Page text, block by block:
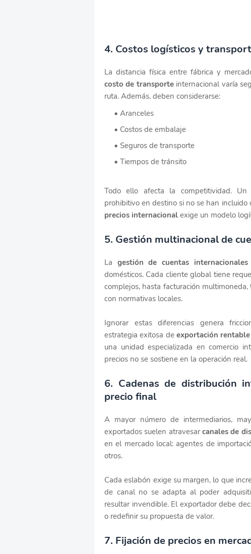
4. Costos logísticos y
La distancia física entre fábrica y
costo de transporte internacional varía
ruta. Además, deben considerarse:
Aranceles
Costos de embalaje
Seguros de transporte
Tiempos de tránsito
Todo ello afecta la competitividad.
prohibitivo en destino si no se han incluido
precios internacional exige un modelo
5. Gestión multinacional de
La gestión de cuentas internacionales
domésticos. Cada cliente global tiene
complejos, hasta facturación
con normativas locales.
Ignorar estas diferencias genera
estrategia exitosa deexportación rentable
una unidad especializada en comercio
precios no se sostiene en la operación real.
6. Cadenas de distribución
precio final
A mayor número de intermediarios,
exportados suelen atravesarcanales de
en el mercado local: agentes de
otros.
Cada eslabón exige su margen, lo que
de canal no se adapta al poder
resultar invendible. El exportador debe
o redefinir su propuesta de valor.
7. Fijación de precios en